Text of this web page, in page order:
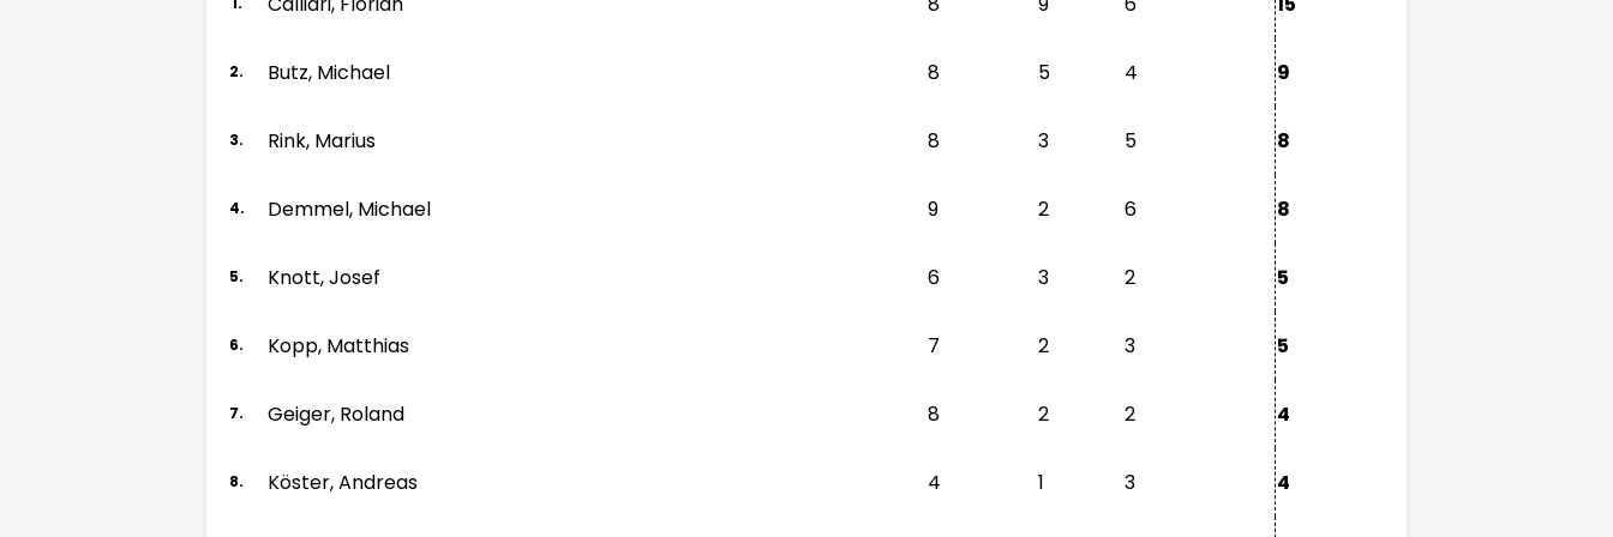
2. Butz, Michael 8 5 4 9
3. Rink, Marius 8 3 5 8
4. Demmel, Michael 9 2 6 8
5. Knott, Josef 6 3 2 5
6. Kopp, Matthias 7 2 3 5
7. Geiger, Roland 8 2 2 4
8. Köster, Andreas 4 1 3 4